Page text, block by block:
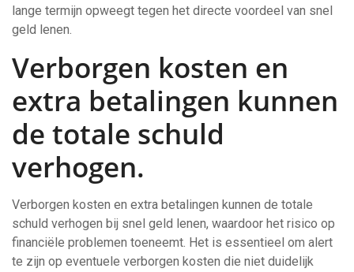
lange termijn opweegt tegen het directe voordeel van snel
geld lenen.
Verborgen kosten en
extra betalingen kunnen
de totale schuld
verhogen.
Verborgen kosten en extra betalingen kunnen de totale
schuld verhogen bij snel geld lenen, waardoor het risico op
financiële problemen toeneemt. Het is essentieel om alert
te zijn op eventuele verborgen kosten die niet duidelijk